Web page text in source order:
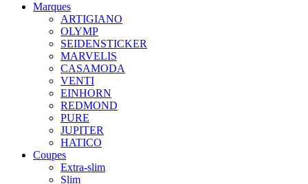
Marques
ARTIGIANO
OLYMP
SEIDENSTICKER
MARVELIS
CASAMODA
VENTI
EINHORN
REDMOND
PURE
JUPITER
HATICO
Coupes
Extra-slim
Slim